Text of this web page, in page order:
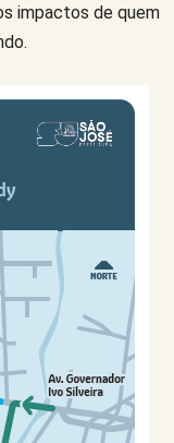
impactos de quem